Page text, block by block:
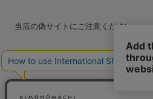
当店の偽サイトにご注意ください
商品の無断販売・転売の禁止について